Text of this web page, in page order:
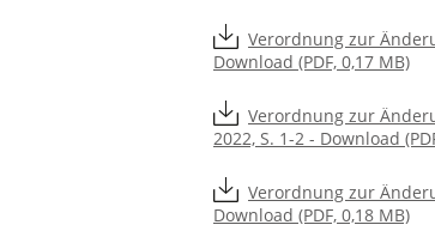
Verordnung zur
Download (PDF, 0,17 MB)
Verordnung zur
2022, S. 1-2 - Download
Verordnung zur
Download (PDF, 0,18 MB)